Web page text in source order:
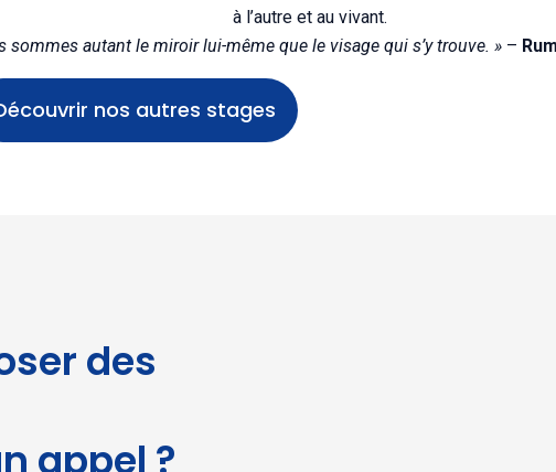
à l’autre et au vivant.
sommes autant le miroir lui-même que le visage qui s’y trouve. »–
nos autres stages
des
appel ?